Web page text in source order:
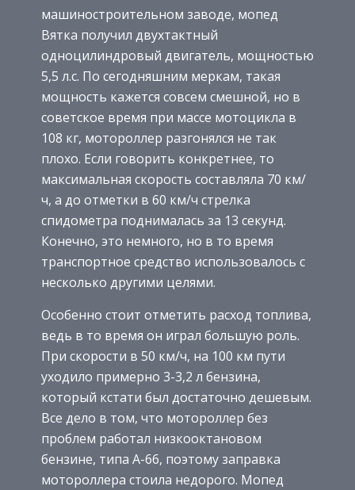
машиностроительном заводе, мопед
Вятка получил двухтактный
одноцилиндровый двигатель, мощностью
5,5 л.с. По сегодняшним меркам, такая
мощность кажется совсем смешной, но в
советское время при массе мотоцикла в
108 кг, мотороллер разгонялся не так
плохо. Если говорить конкретнее, то
максимальная скорость составляла 70 км/
ч, а до отметки в 60 км/ч стрелка
спидометра поднималась за 13 секунд.
Конечно, это немного, но в то время
транспортное средство использовалось с
несколько другими целями.
Особенно стоит отметить расход топлива,
ведь в то время он играл большую роль.
При скорости в 50 км/ч, на 100 км пути
уходило примерно 3-3,2 л бензина,
который кстати был достаточно дешевым.
Все дело в том, что мотороллер без
проблем работал низкооктановом
бензине, типа А-66, поэтому заправка
мотороллера стоила недорого. Мопед